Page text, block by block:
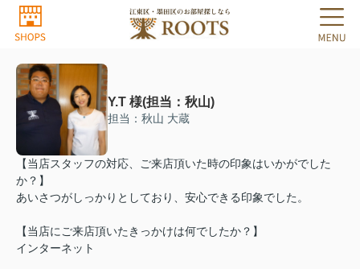
Y.T 様(担当：秋山)
担当：秋山 大蔵
【当店スタッフの対応、ご来店頂いた時の印象はいかがでした
か？】
あいさつがしっかりとしており、安心できる印象でした。
【当店にご来店頂いたきっかけは何でしたか？】
インターネット